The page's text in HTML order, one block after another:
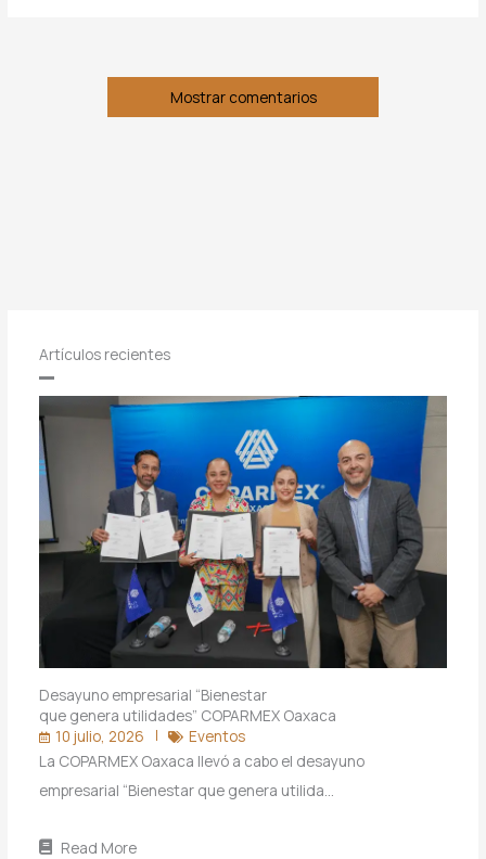
Mostrar comentarios
Artículos recientes
Desayuno empresarial “Bienestar
que genera utilidades” COPARMEX Oaxaca
10 julio, 2026
Eventos
La COPARMEX Oaxaca llevó a cabo el desayuno
empresarial “Bienestar que genera utilida…
Read More